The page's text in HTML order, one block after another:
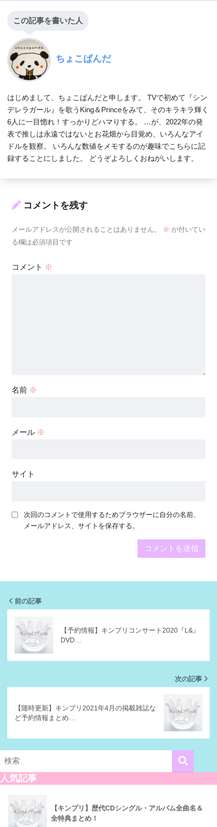
この記事を書いた人
ちょこぱんだ
はじめまして、ちょこぱんだと申します。 TVで初めて『シン
デレラガール』を歌うKing＆Princeをみて、そのキラキラ輝く
6人に一目惚れ！すっかりどハマりする。 …が、2022年の発
表で推しは永遠ではないとお花畑から目覚め、いろんなアイ
ドルを観察。 いろんな数値をメモするのが趣味でこちらに記
録することにしました。 どうぞよろしくおねがいします。
コメントを残す
メールアドレスが公開されることはありません。 ※ が付いてい
る欄は必須項目です
コメント ※
名前 ※
メール ※
サイト
次回のコメントで使用するためブラウザーに自分の名前、
メールアドレス、サイトを保存する。
前の記事
【予約情報】キンプリコンサート2020『L&』
DVD…
次の記事
【随時更新】キンプリ2021年4月の掲載雑誌な
ど予約情報まとめ…
人気記事
【キンプリ】歴代CDシングル・アルバム全曲名＆
全特典まとめ！